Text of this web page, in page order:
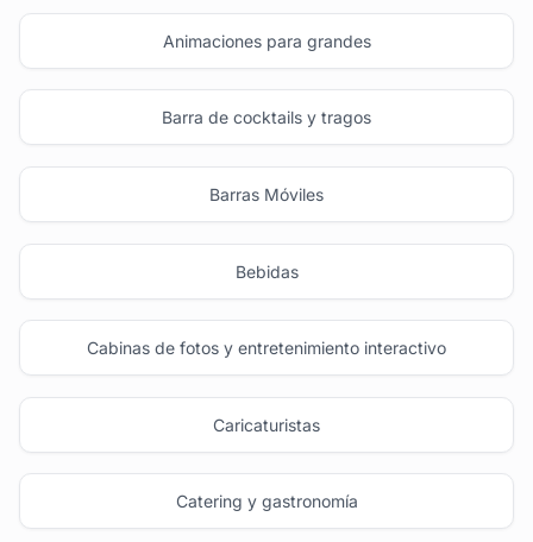
Animaciones para grandes
Barra de cocktails y tragos
Barras Móviles
Bebidas
Cabinas de fotos y entretenimiento interactivo
Caricaturistas
Catering y gastronomía